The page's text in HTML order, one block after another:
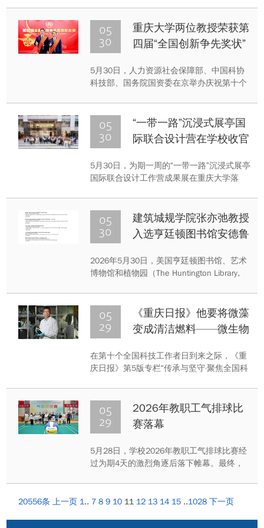
05
30
重庆大学两位教授荣获第
四届“全国创新争先奖状”
5月30日，人力资源社会保障部、中国科协
科技部、国务院国资委在京举办庆祝第十个
创新争先奖获奖团队和个人，重庆大学机械
与运载工程学院教授王时龙，重庆大学空间
科学研究院教授谢更新荣获“全国“全国创新
05
30
“一带一路”沉浸式展亭国
际联合设计营在学校收官
5月30日，为期一周的“一带一路”沉浸式展亭
国际联合设计工作营成果展在重庆大学落
生，以空间为媒、感官为桥，打造七座多感
官沉浸式展亭，完成了一场跨越文化的丝路
设计共创。
05
30
建筑城规学院张亦弛教授
入选亨廷顿图书馆安德鲁
2026年5月30日，美国亨廷顿图书馆、艺术
博物馆和植物园（The Huntington Library,
城规学院建筑历史与理论研究所张亦弛教授
入选安德鲁·梅隆基金学人。
05
29
《重庆日报》他要将微藻
变成清洁燃料——微生物
梦“年产10亿吨生物柴
在第十个全国科技工作者日到来之际，《重
庆日报》第5版专栏“传承与坚守·聚焦全国科
藻变成清洁燃料的动人故事。
05
29
2026年教职工气排球比
赛落幕
5月28日，学校2026年教职工气排球比赛经
过为期4天的激烈角逐后落下帷幕。最终，
联队、经管学院、后勤、公管学院、通信学
20556条 上一页 1.. 7 8 9 10 11 12 13 14 15 ..1028 下一页